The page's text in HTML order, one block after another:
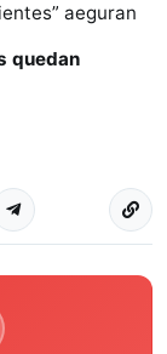
aeguran
quedan